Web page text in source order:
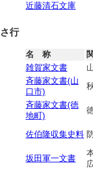
近藤清石文庫
さ行
名 称
雑賀家文書
斉藤家文書(山
口市)
斉藤家文書(徳
地町)
佐伯隆収集史料
坂田軍一文書